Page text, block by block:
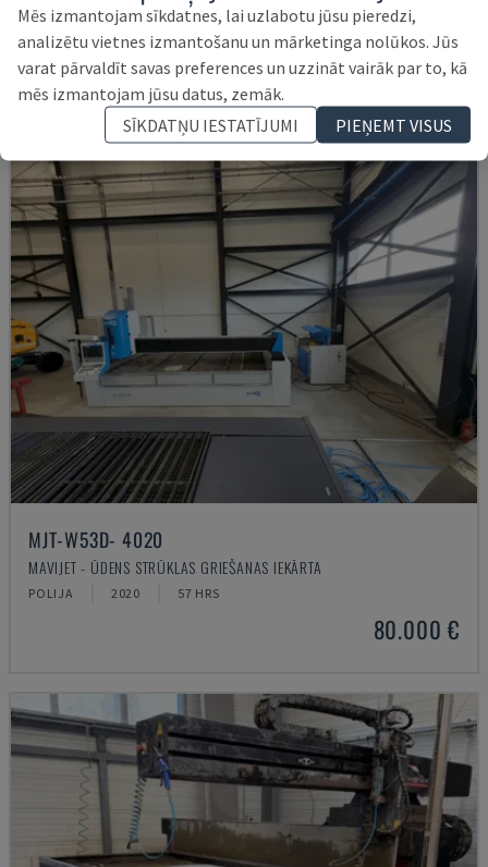
CMS - ŪDENS STRŪKLAS GRIEŠANAS IEKĀRTA
RUMĀNIJA 2023
100.000 €
MJT-W53D- 4020
MAVIJET - ŪDENS STRŪKLAS GRIEŠANAS IEKĀRTA
POLIJA 2020 57 HRS
80.000 €
Mēs izmantojam sīkdatnes, lai uzlabotu jūsu pieredzi,
analizētu vietnes izmantošanu un mārketinga nolūkos. Jūs
varat pārvaldīt savas preferences un uzzināt vairāk par to, kā
mēs izmantojam jūsu datus, zemāk.
SĪKDATŅU IESTATĪJUMI
PIEŅEMT VISUS